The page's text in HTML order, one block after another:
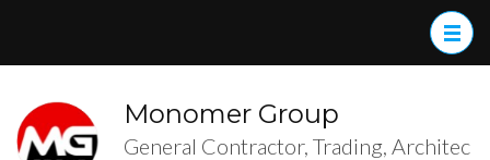
(Press
Enter)
Monomer Group
General Contractor, Trading, Architec